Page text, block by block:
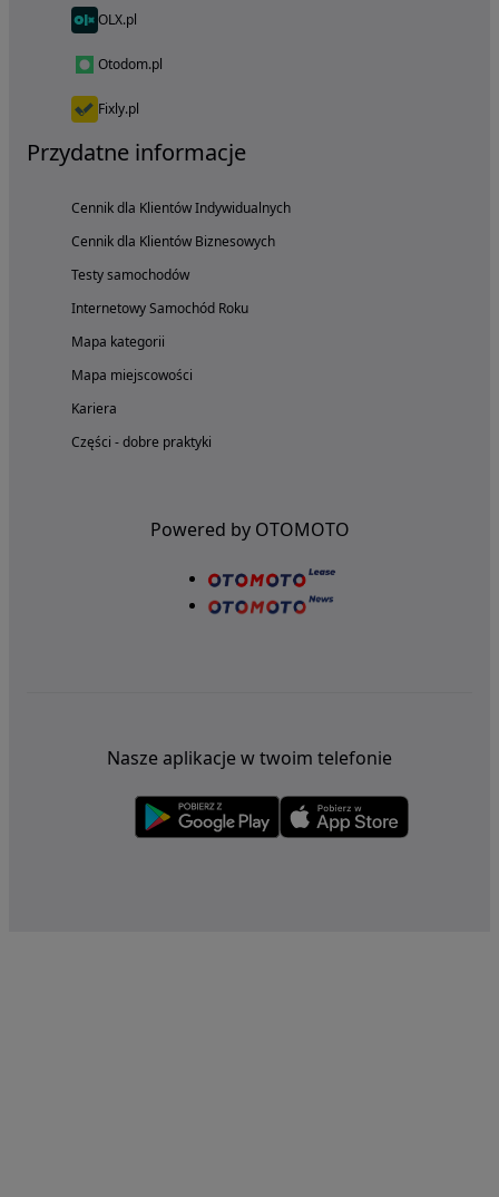
OLX.pl
Otodom.pl
Fixly.pl
Przydatne informacje
Cennik dla Klientów Indywidualnych
Cennik dla Klientów Biznesowych
Testy samochodów
Internetowy Samochód Roku
Mapa kategorii
Mapa miejscowości
Kariera
Części - dobre praktyki
Powered by OTOMOTO
Nasze aplikacje w twoim telefonie